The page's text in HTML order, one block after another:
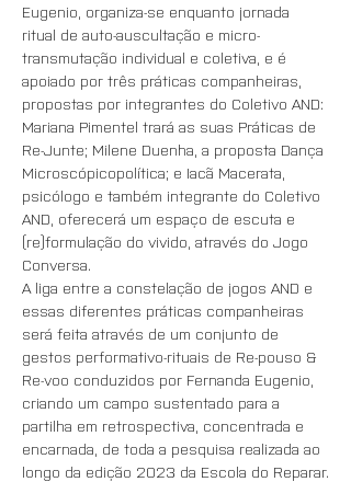
Eugenio, organiza-se enquanto jornada
ritual de auto-auscultação e micro-
transmutação individual e coletiva, e é
apoiado por três práticas companheiras,
propostas por integrantes do Coletivo AND:
Mariana Pimentel trará as suas Práticas de
Re-Junte; Milene Duenha, a proposta Dança
Microscópicopolítica; e Iacã Macerata,
psicólogo e também integrante do Coletivo
AND, oferecerá um espaço de escuta e
(re)formulação do vivido, através do Jogo
Conversa.
A liga entre a constelação de jogos AND e
essas diferentes práticas companheiras
será feita através de um conjunto de
gestos performativo-rituais de Re-pouso &
Re-voo conduzidos por Fernanda Eugenio,
criando um campo sustentado para a
partilha em retrospectiva, concentrada e
encarnada, de toda a pesquisa realizada ao
longo da edição 2023 da Escola do Reparar.